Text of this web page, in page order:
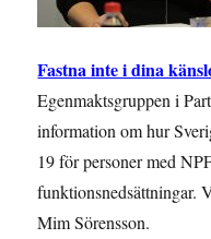
Fastna inte i dina
Egenmaktsgruppen i
information om hur
19 för personer med
funktionsnedsättningar.
Mim Sörensson.